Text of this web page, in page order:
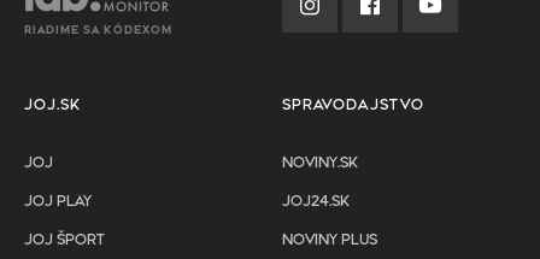
RIADIME SA KÓDEXOM
JOJ.SK
JOJ
JOJ PLAY
JOJ ŠPORT
SPRAVODAJSTVO
NOVINY.SK
JOJ24.SK
NOVINY PLUS